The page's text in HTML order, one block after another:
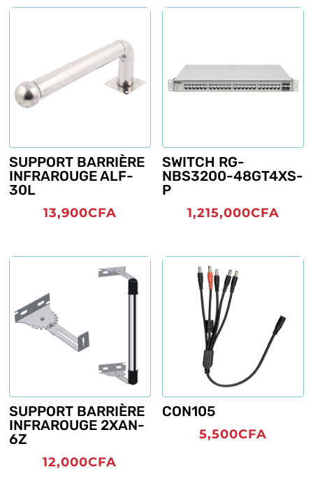
SUPPORT BARRIÈRE
INFRAROUGE ALF-
30L
13,900CFA
SWITCH RG-
NBS3200-48GT4XS-
P
1,215,000CFA
SUPPORT BARRIÈRE
INFRAROUGE 2XAN-
6Z
12,000CFA
CON105
5,500CFA